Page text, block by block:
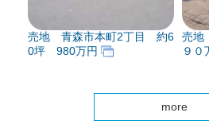
売地 青森市本町2丁目 約6
0坪 980万円
売地
９
more